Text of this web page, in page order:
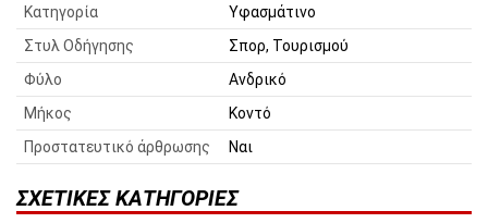
Κατηγορία
Υφασμάτινο
Στυλ Οδήγησης
Σπορ, Τουρισμού
Φύλο
Ανδρικό
Μήκος
Κοντό
Προστατευτικό άρθρωσης
Ναι
ΣΧΕΤΙΚΈΣ ΚΑΤΗΓΟΡΊΕΣ